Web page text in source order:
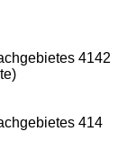
4142
414